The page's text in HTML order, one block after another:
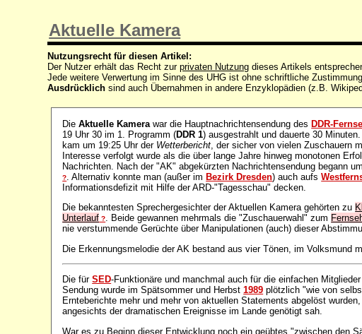
Aktuelle Kamera
Nutzungsrecht für diesen Artikel:
Der Nutzer erhält das Recht zurprivaten Nutzung dieses Artikels
Jede weitere Verwertung im Sinne des UHG ist ohne schriftliche
Ausdrücklich sind auch Übernahmen in andere Enzyklopädien (z.B.
DieAktuelle Kamera war die Hauptnachrichtensendung des DDR-
19 Uhr 30 im 1. Programm (DDR 1) ausgestrahlt und dauerte 30
kam um 19:25 Uhr der Wetterbericht , der sicher von vielen Zuschauern
Interesse verfolgt wurde als die über lange Jahre hinweg monotonen
Nachrichten. Nach der "AK" abgekürzten Nachrichtensendung begann
? . Alternativ konnte man (außer im Bezirk Dresden) auch aufs
Informationsdefizit mit Hilfe der ARD-"Tagesschau" decken.
Die bekanntesten Sprechergesichter der Aktuellen Kamera gehörten zu
Unterlauf ?. Beide gewannen mehrmals die "Zuschauerwahl" zum
nie verstummende Gerüchte über Manipulationen (auch) dieser
Die Erkennungsmelodie der AK bestand aus vier Tönen, im Volksmund
Die fürSED-Funktionäre und manchmal auch für die einfachen
Sendung wurde im Spätsommer und Herbst1989 plötzlich "wie von
Ernteberichte mehr und mehr von aktuellen Statements abgelöst
angesichts der dramatischen Ereignisse im Lande genötigt sah.
War es zu Beginn dieser Entwicklung noch ein geübtes "zwischen den